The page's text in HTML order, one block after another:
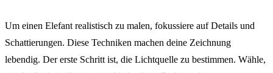
Um einen Elefant realistisch zu malen, fokussiere auf Details und
Schattierungen. Diese Techniken machen deine Zeichnung
lebendig. Der erste Schritt ist, die Lichtquelle zu bestimmen. Wähle,